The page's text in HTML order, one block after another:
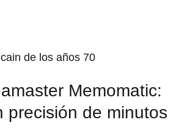
de los años 70
Memomatic:
precisión de minutos